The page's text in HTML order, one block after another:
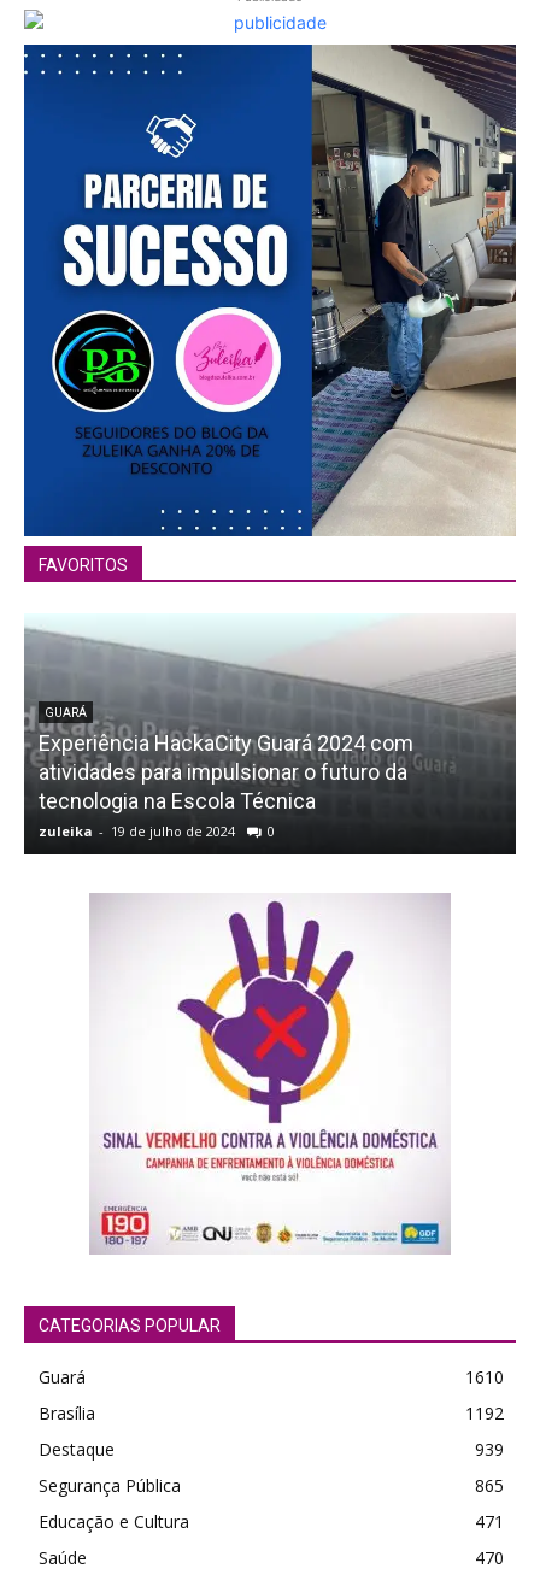
FAVORITOS
GUARÁ
Experiência HackaCity Guará 2024 com
atividades para impulsionar o futuro da
tecnologia na Escola Técnica
zuleika - 19 de julho de 2024 0
CATEGORIAS POPULAR
Guará
1610
Brasília
1192
Destaque
939
Segurança Pública
865
Educação e Cultura
471
Saúde
470